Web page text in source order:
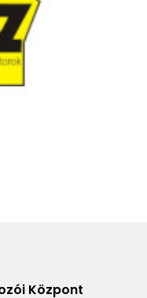
Központ